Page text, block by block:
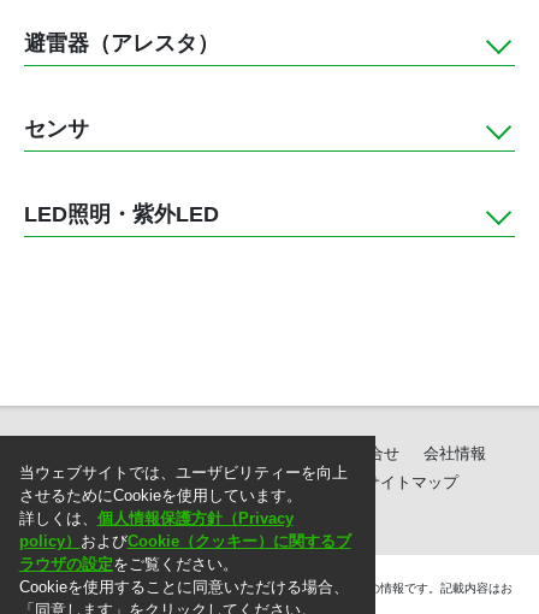
当ウェブサイトでは、ユーザビリティーを向上
させるためにCookieを使用しています。
詳しくは、 個人情報保護方針（Privacy
policy） およびCookie（クッキー）に関するブ
ラウザの設定をご覧ください。
Cookieを使用することに同意いただける場合、
「同意します」をクリックしてください。
避雷器（アレスタ）
センサ
LED照明・紫外LED
サポート・お問合せ
会社情報
個人情報保護方針
ご注文に際して サイトマップ
＊. 本ウェブサイト上に掲載されている情報は、掲載した時点での情報です。記載内容はお
断りなしに変更することがありますのでご了承ください。